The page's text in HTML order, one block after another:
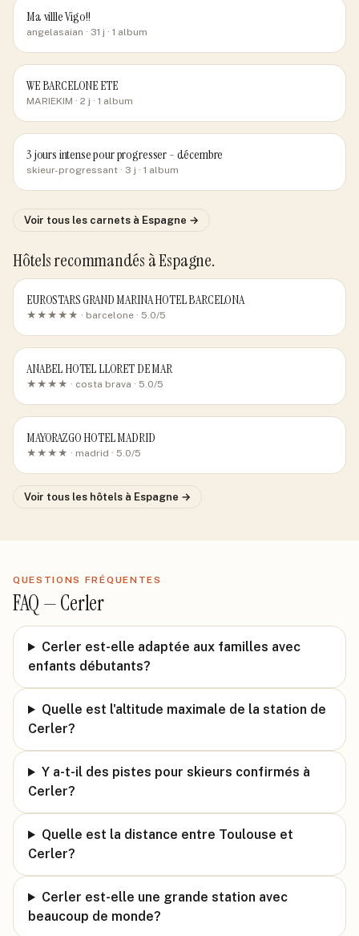
Ma villle Vigo!!
angelasaian · 31 j · 1 album
WE BARCELONE ETE
MARIEKIM · 2 j · 1 album
3 jours intense pour progresser - décembre
skieur-progressant · 3 j · 1 album
Voir tous les carnets à Espagne →
Hôtels recommandés à Espagne.
EUROSTARS GRAND MARINA HOTEL BARCELONA
★★★★★ · barcelone · 5.0/5
ANABEL HOTEL LLORET DE MAR
★★★★ · costa brava · 5.0/5
MAYORAZGO HOTEL MADRID
★★★★ · madrid · 5.0/5
Voir tous les hôtels à Espagne →
QUESTIONS FRÉQUENTES
FAQ —Cerler
Cerler est-elle adaptée aux familles avec
enfants débutants?
Quelle est l'altitude maximale de la station de
Cerler?
Y a-t-il des pistes pour skieurs confirmés à
Cerler?
Quelle est la distance entre Toulouse et
Cerler?
Cerler est-elle une grande station avec
beaucoup de monde?